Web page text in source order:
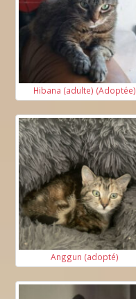
Hibana (adulte) (Adoptée)
Anggun (adopté)